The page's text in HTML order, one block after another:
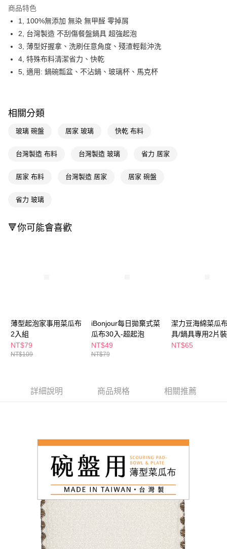
LINE Pay
Apple Pay
街口支付
悠遊付
AFTEE先享後付
【關於「AFTEE先享後付」】
便利好安心！
２．便利：只要手機號碼，簡訊認證，即可結帳。
３．安心：先確認商品／服務後，再付款。
【「AFTEE先享後付」結帳流程】
２．訂單成立數日內，您將收到繳費通知簡訊。
【注意事項】
１．透過由恩沛科技股份有限公司提供之「AFTEE先享後付」服務完成之交
易，需依本服務之必要範圍內提供個人資料，並將交易相關給付款項請求債
權轉讓予恩沛科技股份有限公司。
２．關於個人資料處理事宜，請瀏覽以下網址：
恩沛科技股份有限公司將有權停止該用戶之使用額度並採取法律行動。
每筆NT$65，滿NT$390(含以上)免運費
每筆NT$65，滿NT$390(含以上)免運費
每筆NT$65，滿NT$490(含以上)免運費
付款後7-11取貨
每筆NT$100，滿NT$790(含以上)免運費
商品特色
1, 100%無添加 無染 無甲醛 零掉屑
2, 台灣製造 不刮傷餐盤鍋具 超強起泡
3, 薄型好握拿、洗刷任意角度、殘渣輕鬆沖洗
4, 特殊布料清潔省力、快乾
5, 適用: 鍋碗瓢盆、不沾鍋、玻璃杯、馬克杯
相關分類
玻璃 碗盤 居家 玻璃 快乾 布料
台灣製造 布料 台灣製造 玻璃 省力 居家
居家 布料 台灣製造 居家 居家 碗盤
省力 玻璃
🔻你可能會喜歡
薄型起泡家事用菜瓜布
2入組
NT$79
NT$109
iBonjour每日拋棄式菜
瓜布30入-超起泡
NT$49
NT$79
潔力豆海綿菜瓜
具/鍋具專用2片裝
NT$65
詳細說明 商品規格 相關推薦